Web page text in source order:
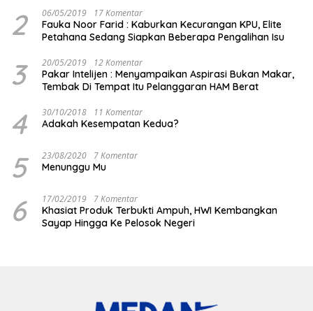
2 06/05/2019 17 Komentar
Fauka Noor Farid : Kaburkan Kecurangan KPU, Elite
Petahana Sedang Siapkan Beberapa Pengalihan Isu
3 20/05/2019 12 Komentar
Pakar Intelijen : Menyampaikan Aspirasi Bukan Makar,
Tembak Di Tempat Itu Pelanggaran HAM Berat
4 30/10/2018 11 Komentar
Adakah Kesempatan Kedua?
5 23/08/2020 7 Komentar
Menunggu Mu
6 17/02/2019 7 Komentar
Khasiat Produk Terbukti Ampuh, HWI Kembangkan
Sayap Hingga Ke Pelosok Negeri